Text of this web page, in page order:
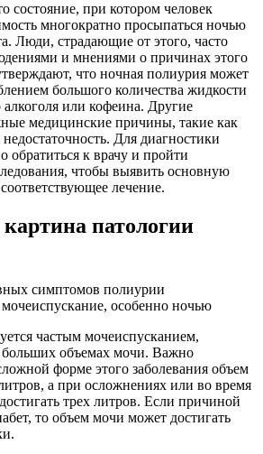
состояние, при котором человек
многократно просыпаться ночью
Люди, страдающие от этого, часто
и мнениями о причинах этого
что ночная полиурия может
большого количества жидкости
или кофеина. Другие
медицинские причины, такие как
Для диагностики
обратиться к врачу и пройти
чтобы выявить основную
лечение.
патологии
симптомов полиурии
мочеиспускание, особенно ночью
частым мочеиспусканием,
объемах мочи. Важно
форме этого заболевания объем
а при осложнениях или во время
трех литров. Если причиной
то объем мочи может достигать